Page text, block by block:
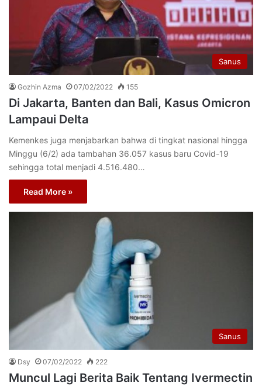
Sanus
Gozhin Azma 07/02/2022 155
Di Jakarta, Banten dan Bali, Kasus Omicron
Lampaui Delta
Kemenkes juga menjabarkan bahwa di tingkat nasional hingga
Minggu (6/2) ada tambahan 36.057 kasus baru Covid-19
sehingga total menjadi 4.516.480…
Read More »
Sanus
Dsy 07/02/2022 222
Muncul Lagi Berita Baik Tentang Ivermectin